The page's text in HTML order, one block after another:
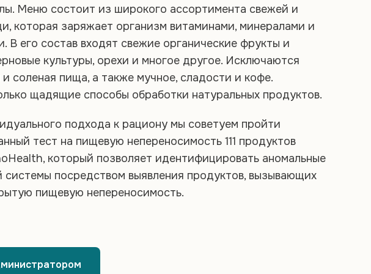
Меню состоит из широкого ассортимента свежей и
которая заряжает организм витаминами, минералами и
В его состав входят свежие органические фрукты и
культуры, орехи и многое другое. Исключаются
соленая пища, а также мучное, сладости и кофе.
щадящие способы обработки натуральных продуктов.
подхода к рациону мы советуем пройти
тест на пищевую непереносимость 111 продуктов
который позволяет идентифицировать аномальные
системы посредством выявления продуктов, вызывающих
пищевую непереносимость.